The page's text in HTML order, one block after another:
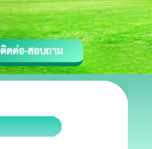
ติดต่อ-สอบถาม